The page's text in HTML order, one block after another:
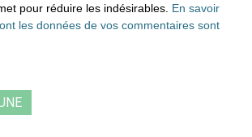
pour réduire les indésirables. En savoir
les données de vos commentaires sont